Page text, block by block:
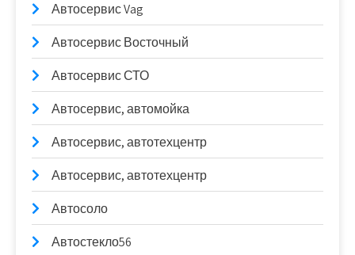
Автосервис Vag
Автосервис Восточный
Автосервис СТО
Автосервис, автомойка
Автосервис, автотехцентр
Автосервис, автотехцентр
Автосоло
Автостекло56